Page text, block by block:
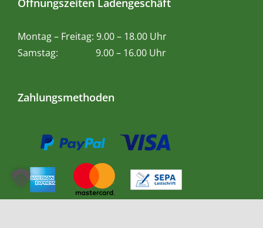
Montag – Freitag: 9.00 – 18.00 Uhr
Samstag: 9.00 – 16.00 Uhr
Zahlungsmethoden